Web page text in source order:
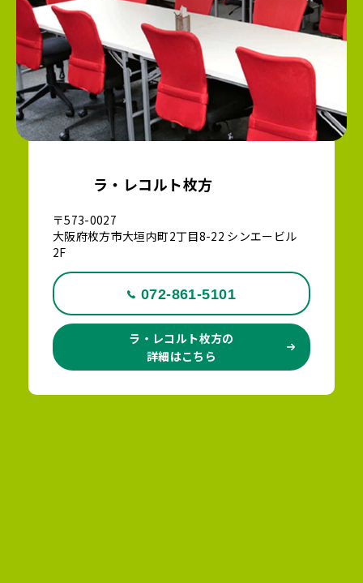
ラ・レコルト枚方
〒573-0027
大阪府枚方市大垣内町2丁目8-22 シンエービル
2F
072-861-5101
ラ・レコルト枚方の
詳細はこちら